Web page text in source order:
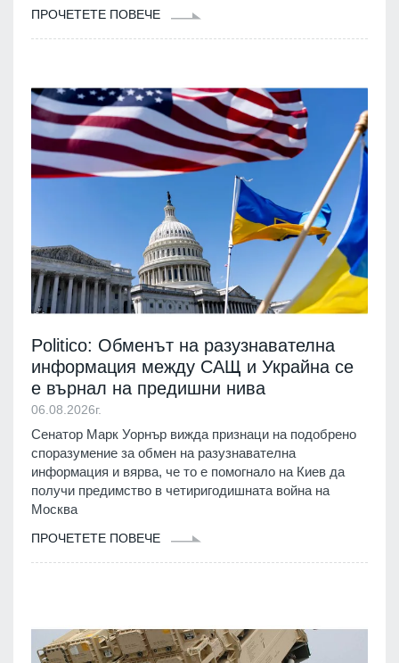
ПРОЧЕТЕТЕ ПОВЕЧЕ
Politico: Обменът на разузнавателна
информация между САЩ и Украйна се
е върнал на предишни нива
06.08.2026г.
Сенатор Марк Уорнър вижда признаци на подобрено
споразумение за обмен на разузнавателна
информация и вярва, че то е помогнало на Киев да
получи предимство в четиригодишната война на
Москва
ПРОЧЕТЕТЕ ПОВЕЧЕ